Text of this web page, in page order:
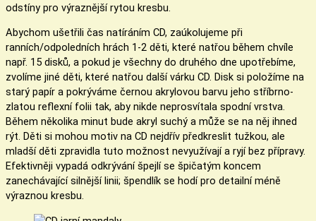
odstíny pro výraznější rytou kresbu.
Abychom ušetřili čas natíráním CD, zaúkolujeme při
ranních/odpoledních hrách 1-2 děti, které natřou během chvíle
např. 15 disků, a pokud je všechny do druhého dne upotřebíme,
zvolíme jiné děti, které natřou další várku CD. Disk si položíme na
starý papír a pokrýváme černou akrylovou barvu jeho stříbrno-
zlatou reflexní folii tak, aby nikde neprosvítala spodní vrstva.
Během několika minut bude akryl suchý a může se na něj ihned
rýt. Děti si mohou motiv na CD nejdřív předkreslit tužkou, ale
mladší děti zpravidla tuto možnost nevyužívají a ryjí bez přípravy.
Efektivněji vypadá odkrývání špejlí se špičatým koncem
zanechávající silnější linii; špendlík se hodí pro detailní méně
výraznou kresbu.